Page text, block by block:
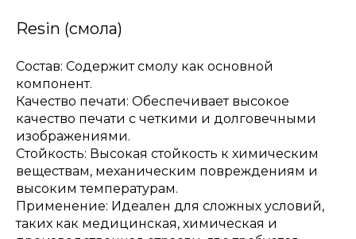
Resin (смола)
Состав: Содержит смолу как основной
компонент.
Качество печати: Обеспечивает высокое
качество печати с четкими и долговечными
изображениями.
Стойкость: Высокая стойкость к химическим
веществам, механическим повреждениям и
высоким температурам.
Применение: Идеален для сложных условий,
таких как медицинская, химическая и